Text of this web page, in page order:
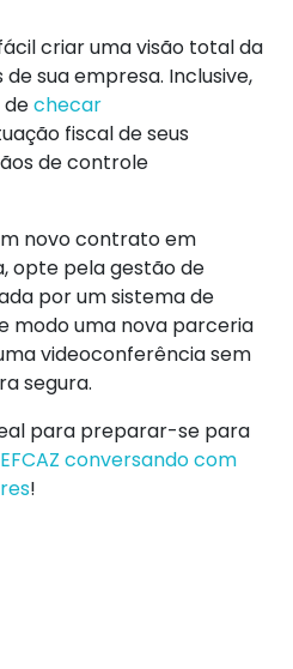
criar uma visão total da
sua empresa. Inclusive,
dechecar
fiscal de seus
de controle
novo contrato em
opte pelagestão de
por um sistema de
modo uma nova parceria
videoconferência sem
segura.
para preparar-se para
conversando com
!